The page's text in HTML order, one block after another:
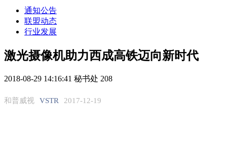
通知公告
联盟动态
行业发展
激光摄像机助力西成高铁迈向新时代
2018-08-29 14:16:41 秘书处 208
和普威视 VSTR 2017-12-19